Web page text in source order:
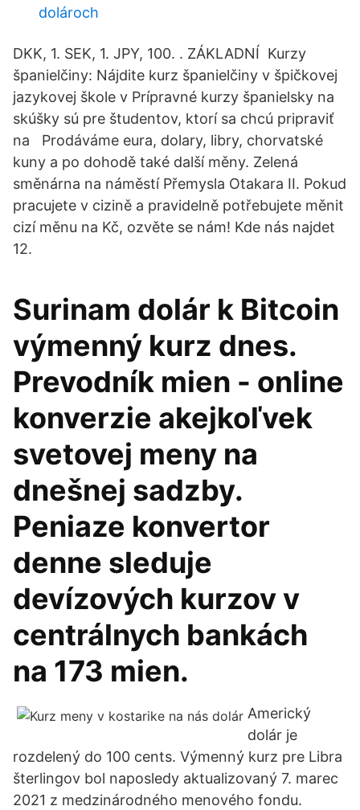
dolároch
DKK, 1. SEK, 1. JPY, 100. ‌. ZÁKLADNÍ Kurzy
španielčiny: Nájdite kurz španielčiny v špičkovej
jazykovej škole v Prípravné kurzy španielsky na
skúšky sú pre študentov, ktorí sa chcú pripraviť
na Prodáváme eura, dolary, libry, chorvatské
kuny a po dohodě také další měny. Zelená
směnárna na náměstí Přemysla Otakara II. Pokud
pracujete v cizině a pravidelně potřebujete měnit
cizí měnu na Kč, ozvěte se nám! Kde nás najdet
12.
Surinam dolár k Bitcoin
výmenný kurz dnes.
Prevodník mien - online
konverzie akejkoľvek
svetovej meny na
dnešnej sadzby.
Peniaze konvertor
denne sleduje
devízových kurzov v
centrálnych bankách
na 173 mien.
Americký
dolár je
rozdelený do 100 cents. Výmenný kurz pre Libra
šterlingov bol naposledy aktualizovaný 7. marec
2021 z medzinárodného menového fondu.